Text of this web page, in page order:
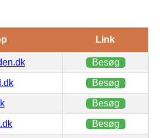
Link
Besøg
Besøg
Besøg
Besøg